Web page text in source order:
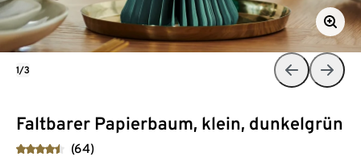
Faltbarer Papierbaum, klein, dunkelgrün
(64)
1/3